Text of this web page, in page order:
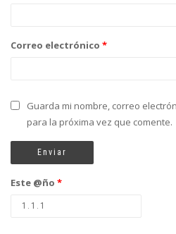
Correo electrónico *
Guarda mi nombre, correo
para la próxima vez que comente.
Este @ño *